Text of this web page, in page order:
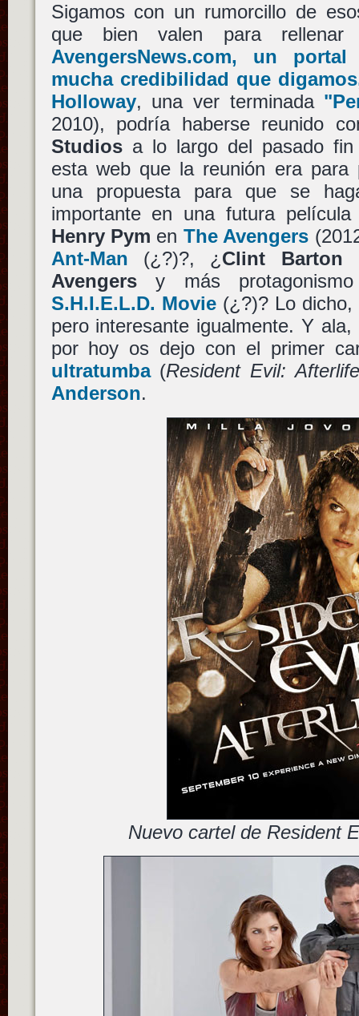
Sigamos con un rumorcillo de
que bien valen para rellenar
AvengersNews.com, un
mucha credibilidad que
Holloway, una ver terminada
2010), podría haberse reunido
Studiosa lo largo del pasado fin
esta web que la reunión era para
una propuesta para que se
importante en una futura
Henry Pym en The Avengers
Ant-Man (¿?)?, ¿ Clint Barton
Avengersy más
S.H.I.E.L.D. Movie(¿?)? Lo dicho,
pero interesante igualmente. Y
por hoy os dejo con el primer
ultratumba(Resident Evil:
Anderson.
Nuevo cartel de Resident